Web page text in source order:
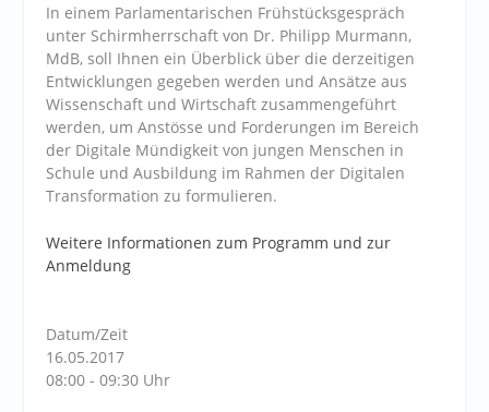
In einem Parlamentarischen Frühstücksgespräch
unter Schirmherrschaft von Dr. Philipp Murmann,
MdB, soll Ihnen ein Überblick über die derzeitigen
Entwicklungen gegeben werden und Ansätze aus
Wissenschaft und Wirtschaft zusammengeführt
werden, um Anstösse und Forderungen im Bereich
der Digitale Mündigkeit von jungen Menschen in
Schule und Ausbildung im Rahmen der Digitalen
Transformation zu formulieren.
Weitere Informationen zum Programm und zur
Anmeldung
Datum/Zeit
16.05.2017
08:00 - 09:30 Uhr